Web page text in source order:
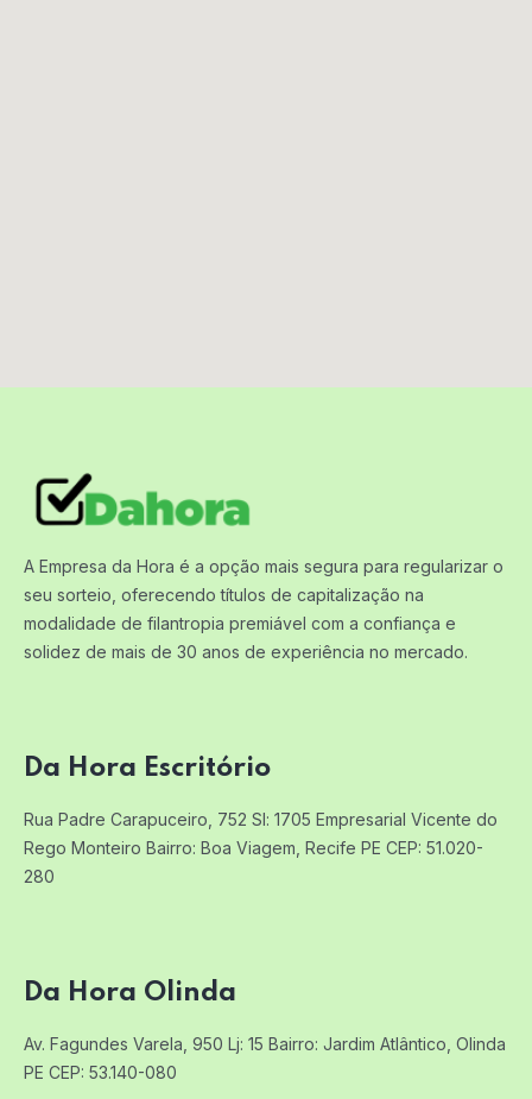
A Empresa da Hora é a opção mais segura para regularizar o
seu sorteio, oferecendo títulos de capitalização na
modalidade de filantropia premiável com a confiança e
solidez de mais de 30 anos de experiência no mercado.
Da Hora Escritório
Rua Padre Carapuceiro, 752 Sl: 1705 Empresarial Vicente do
Rego Monteiro Bairro: Boa Viagem, Recife PE CEP: 51.020-
280
Da Hora Olinda
Av. Fagundes Varela, 950 Lj: 15 Bairro: Jardim Atlântico, Olinda
PE CEP: 53.140-080